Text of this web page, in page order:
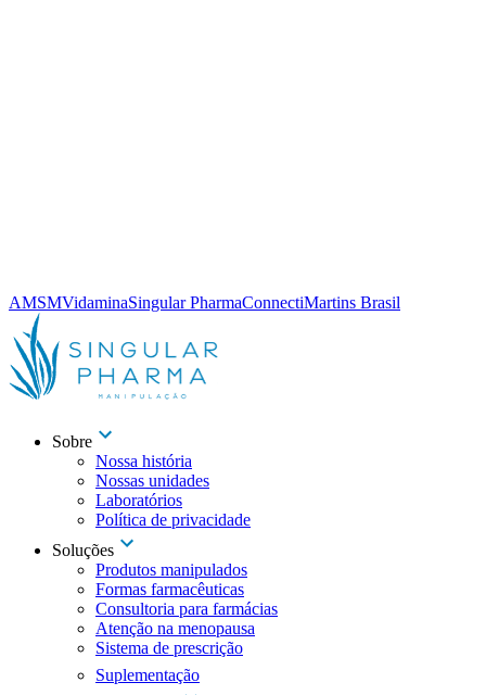
AMSMVidaminaSingular PharmaConnectiMartins Brasil
Sobre
Nossa história
Nossas unidades
Laboratórios
Política de privacidade
Soluções
Produtos manipulados
Formas farmacêuticas
Consultoria para farmácias
Atenção na menopausa
Sistema de prescrição
Suplementação